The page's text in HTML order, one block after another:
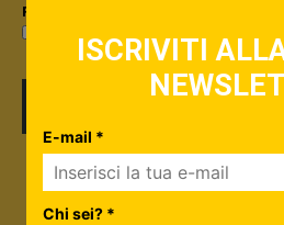
Privacy*
ISCRIVITI
E-mail *
Chi sei? *